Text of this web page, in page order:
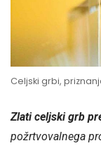
Celjski grbi,
Zlati celjski grb
požrtvovalnega